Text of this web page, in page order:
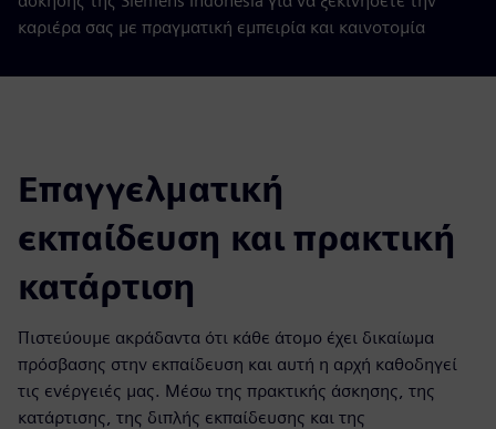
καριέρα σας με πραγματική εμπειρία και καινοτομία
Επαγγελματική
εκπαίδευση και πρακτική
κατάρτιση
Πιστεύουμε ακράδαντα ότι κάθε άτομο έχει δικαίωμα
πρόσβασης στην εκπαίδευση και αυτή η αρχή καθοδηγεί
τις ενέργειές μας. Μέσω της πρακτικής άσκησης, της
κατάρτισης, της διπλής εκπαίδευσης και της